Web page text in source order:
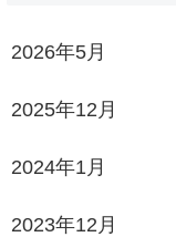
2026年5月
2025年12月
2024年1月
2023年12月